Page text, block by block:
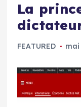
La
FEATURED mai